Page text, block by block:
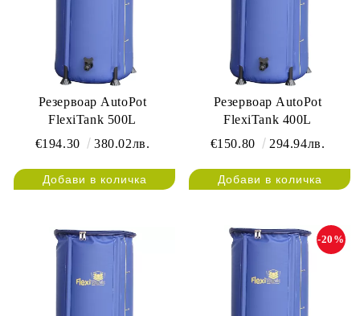
Резервоар AutoPot
FlexiTank 500L
€194.30
380.02лв.
Резервоар AutoPot
FlexiTank 400L
€150.80
294.94лв.
-20%